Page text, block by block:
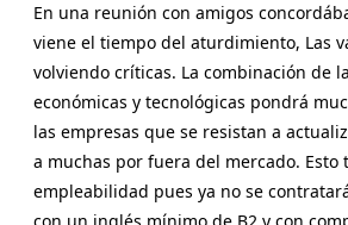
En una reunión con amigos
viene el tiempo del aturdimiento, Las
volviendo críticas. La combinación de
económicas y tecnológicas pondrá
las empresas que se resistan a
a muchas por fuera del mercado. Esto
empleabilidad pues ya no se